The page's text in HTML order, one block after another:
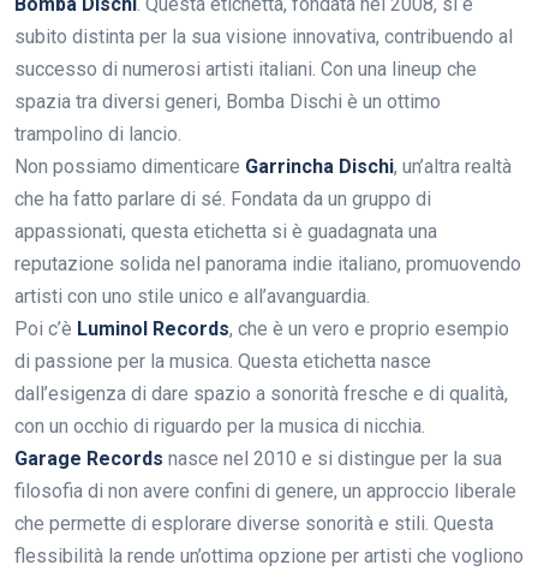
Bomba Dischi . Questa etichetta, fondata nel 2008, si è
subito distinta per la sua visione innovativa, contribuendo al
successo di numerosi artisti italiani. Con una lineup che
spazia tra diversi generi, Bomba Dischi è un ottimo
trampolino di lancio.
Non possiamo dimenticare Garrincha Dischi, un’altra realtà
che ha fatto parlare di sé. Fondata da un gruppo di
appassionati, questa etichetta si è guadagnata una
reputazione solida nel panorama indie italiano, promuovendo
artisti con uno stile unico e all’avanguardia.
Poi c’è Luminol Records, che è un vero e proprio esempio
di passione per la musica. Questa etichetta nasce
dall’esigenza di dare spazio a sonorità fresche e di qualità,
con un occhio di riguardo per la musica di nicchia.
Garage Records nasce nel 2010 e si distingue per la sua
filosofia di non avere confini di genere, un approccio liberale
che permette di esplorare diverse sonorità e stili. Questa
flessibilità la rende un’ottima opzione per artisti che vogliono